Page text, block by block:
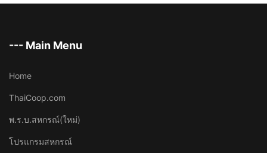
--- Main Menu
Home
ThaiCoop.com
พ.ร.บ.สหกรณ์(ใหม่)
โปรแกรมสหกรณ์